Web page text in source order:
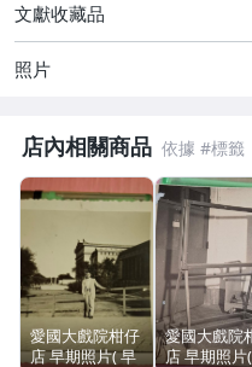
文獻收藏品
照片
店內相關商品
愛國大戲院柑仔
店 早期照片( 早
愛國大戲院
店 早期照片